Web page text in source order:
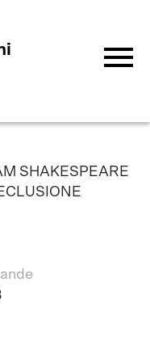
menu
SHAKESPEARE